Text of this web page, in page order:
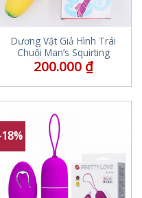
Dương Vật Giả Hình Trái
Chuối Man’s Squirting
200.000 ₫